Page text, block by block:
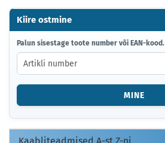
Kiire ostmine
PALUN
SISESTAGE
TOOTE
NUMBER
VÕI
KOOD.
Palun sisestage toote number või EAN-kood.
MINE